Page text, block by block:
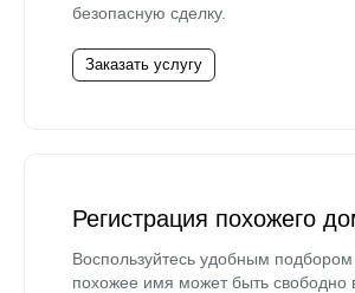
безопасную сделку.
Заказать услугу
Регистрация похожего
Воспользуйтесь удобным
похожее имя может быть свободно